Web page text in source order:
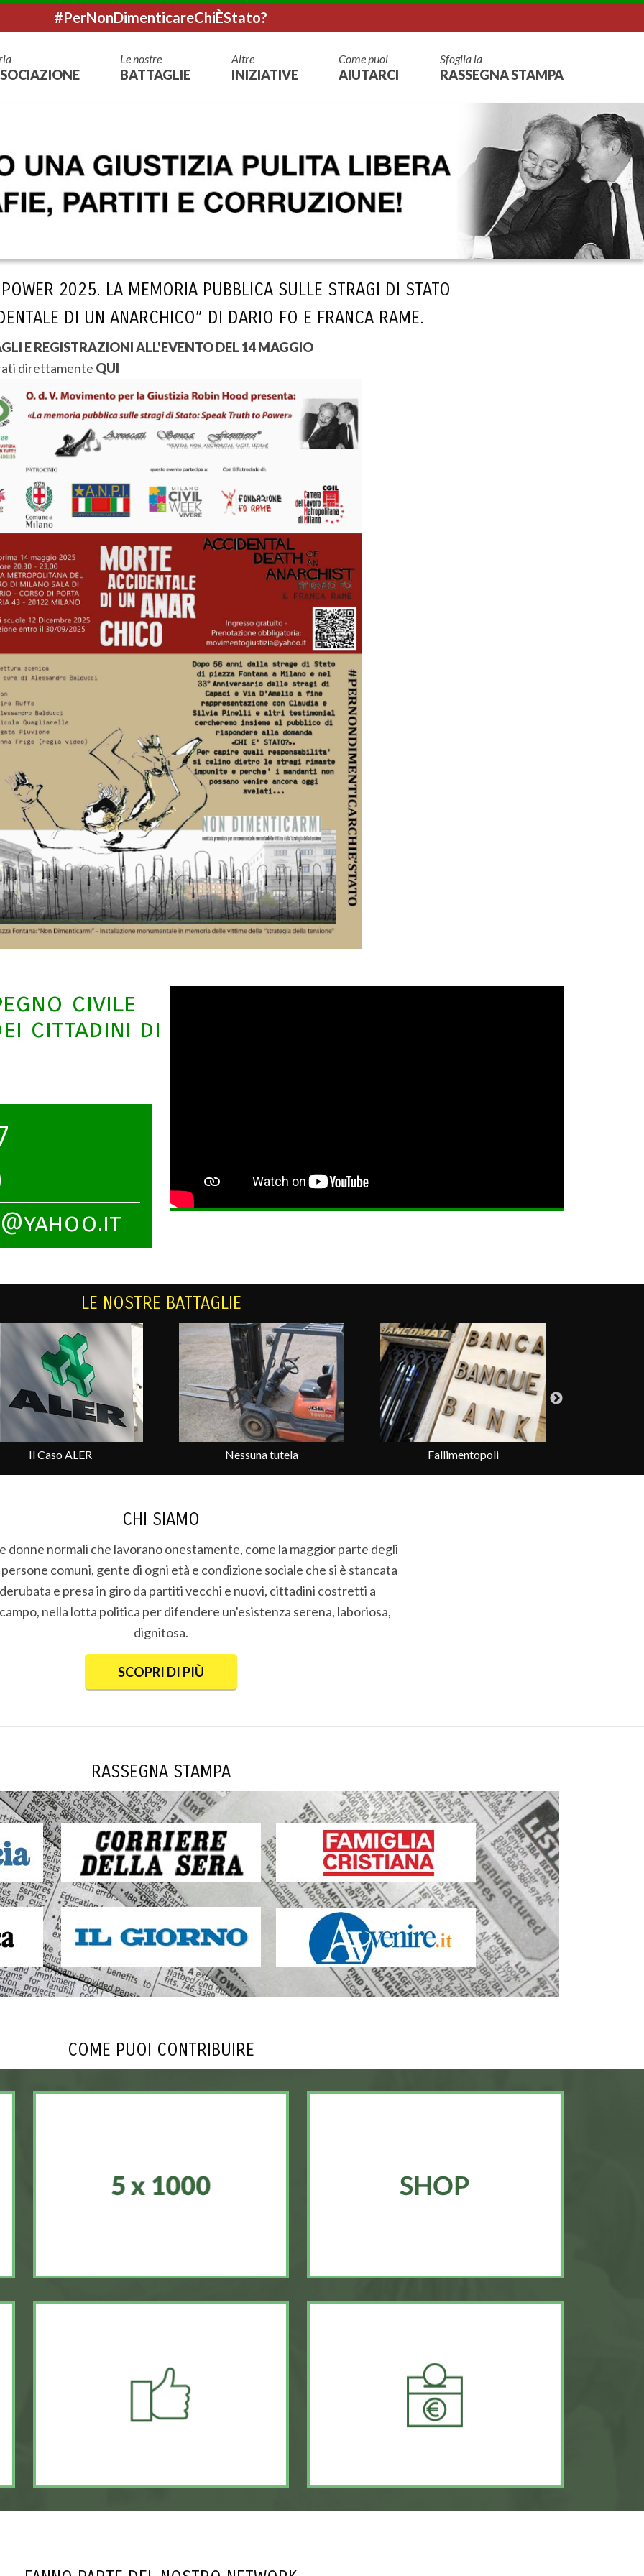
#PerNonDimenticareChiÈStato?
Le nostre
BATTAGLIE
Altre
INIZIATIVE
Come puoi
AIUTARCI
Sfoglia la
RASSEGNA STAMPA
2025. LA MEMORIA PUBBLICA SULLE STRAGI DI STATO
DI UN ANARCHICO” DI DARIO FO E FRANCA RAME.
E REGISTRAZIONI ALL'EVENTO DEL 14 MAGGIO
direttamente QUI
civile
cittadini di
LE NOSTRE BATTAGLIE
Nessuna tutela Fallimentopoli La Mafia in Provincia
CHI SIAMO
donne normali che lavorano onestamente, come la maggior parte degli
comuni, gente di ogni età e condizione sociale che si è stancata
e presa in giro da partiti vecchi e nuovi, cittadini costretti a
nella lotta politica per difendere un'esistenza serena, laboriosa,
dignitosa.
SCOPRI DI PIÙ
RASSEGNA STAMPA
COME PUOI CONTRIBUIRE